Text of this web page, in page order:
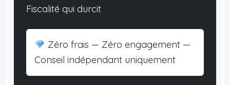
Fiscalité qui durcit
Zéro frais — Zéro engagement —
Conseil indépendant uniquement